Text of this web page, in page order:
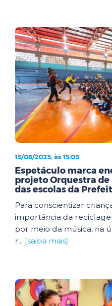
15/08/2025, às 15:05
Espetáculo marca
projeto Orquestra
das escolas da
Para conscientizar
importância da
por meio da música, na
r... [saiba mais]